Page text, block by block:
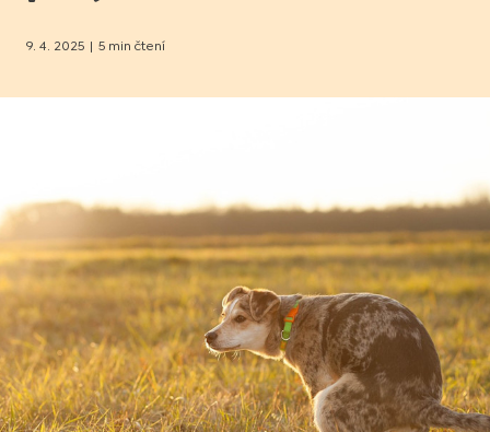
9. 4. 2025 | 5 min čtení